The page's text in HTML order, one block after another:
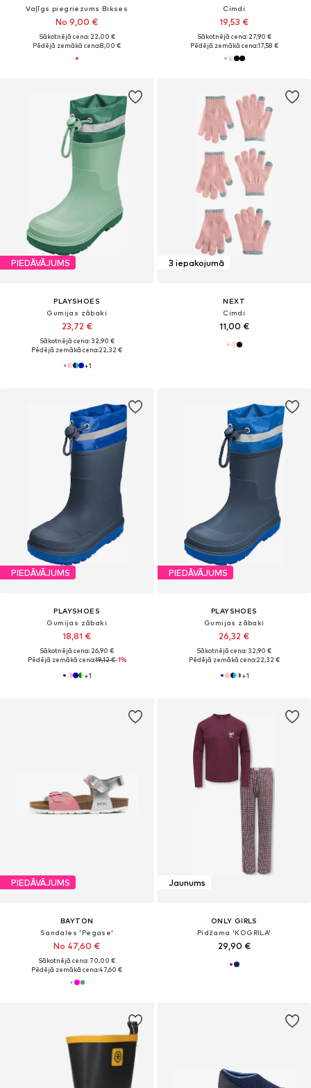
Vaļīgs piegriezums Bikses
No 9,00 €
Sākotnējā cena: 22,00 €
Pēdējā zemākā cena:8,00 €
Cimdi
19,53 €
Sākotnējā cena: 27,90 €
Pēdējā zemākā cena:17,58 €
PIEDĀVĀJUMS
PLAYSHOES
Gumijas zābaki
23,72 €
Sākotnējā cena: 32,90 €
Pēdējā zemākā cena:22,32 €
+1
3 iepakojumā
NEXT
Cimdi
11,00 €
PIEDĀVĀJUMS
PLAYSHOES
Gumijas zābaki
18,81 €
Sākotnējā cena: 26,90 €
Pēdējā zemākā cena:19,12 €-1%
+1
PIEDĀVĀJUMS
PLAYSHOES
Gumijas zābaki
26,32 €
Sākotnējā cena: 32,90 €
Pēdējā zemākā cena:22,32 €
+1
PIEDĀVĀJUMS
BAYTON
Sandales 'Pegase'
No 47,60 €
Sākotnējā cena: 70,00 €
Pēdējā zemākā cena:47,60 €
Jaunums
ONLY GIRLS
Pidžama 'KOGRILA'
29,90 €